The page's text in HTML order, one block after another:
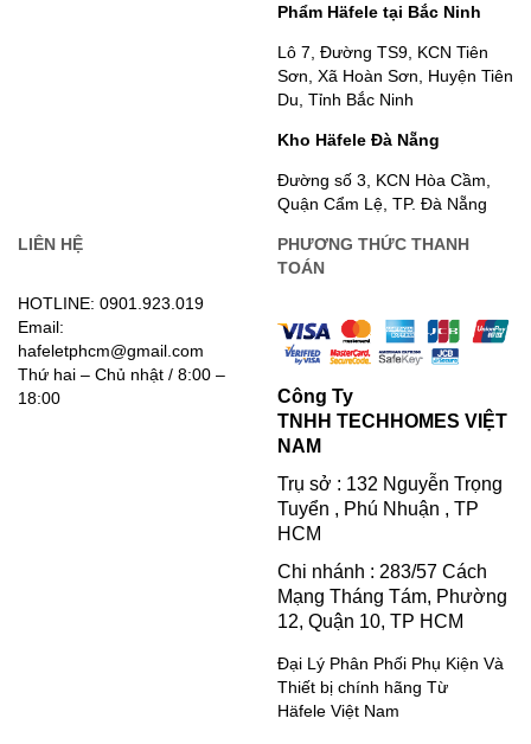
Phẩm Häfele tại Bắc Ninh
Lô 7, Đường TS9, KCN Tiên
Sơn, Xã Hoàn Sơn, Huyện Tiên
Du, Tỉnh Bắc Ninh
Kho Häfele Đà Nẵng
Đường số 3, KCN Hòa Cầm,
Quận Cẩm Lệ, TP. Đà Nẵng
LIÊN HỆ
HOTLINE: 0901.923.019
Email:
hafeletphcm@gmail.com
Thứ hai – Chủ nhật / 8:00 –
18:00
PHƯƠNG THỨC THANH
TOÁN
Công Ty
TNHH TECHHOMES VIỆT
NAM
Trụ sở : 132 Nguyễn Trọng
Tuyển , Phú Nhuận , TP
HCM
Chi nhánh : 283/57 Cách
Mạng Tháng Tám, Phường
12, Quận 10, TP HCM
Đại Lý Phân Phối Phụ Kiện Và
Thiết bị chính hãng Từ
Häfele Việt Nam